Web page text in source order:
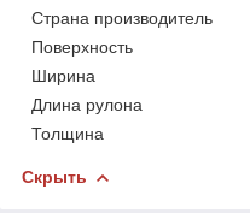
Страна производитель
Поверхность
Ширина
Длина рулона
Толщина
Скрыть